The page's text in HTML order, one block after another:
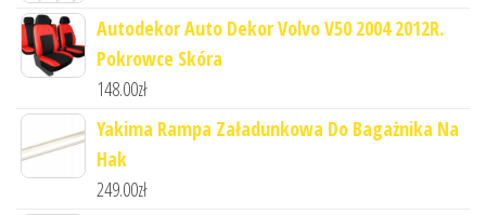
Autodekor Auto Dekor Volvo V50 2004 2012R.
Pokrowce Skóra
148.00zł
Yakima Rampa Załadunkowa Do Bagażnika Na
Hak
249.00zł